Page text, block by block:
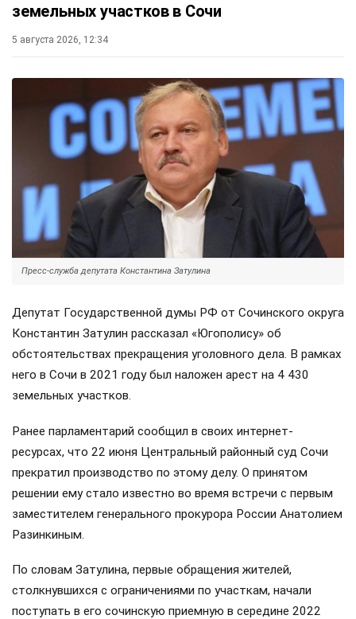
земельных участков в Сочи
5 августа 2026, 12:34
Пресс-служба депутата Константина Затулина
Депутат Государственной думы РФ от Сочинского округа
Константин Затулин рассказал «Югополису» об
обстоятельствах прекращения уголовного дела. В рамках
него в Сочи в 2021 году был наложен арест на 4 430
земельных участков.
Ранее парламентарий сообщил в своих интернет-
ресурсах, что 22 июня Центральный районный суд Сочи
прекратил производство по этому делу. О принятом
решении ему стало известно во время встречи с первым
заместителем генерального прокурора России Анатолием
Разинкиным.
По словам Затулина, первые обращения жителей,
столкнувшихся с ограничениями по участкам, начали
поступать в его сочинскую приемную в середине 2022